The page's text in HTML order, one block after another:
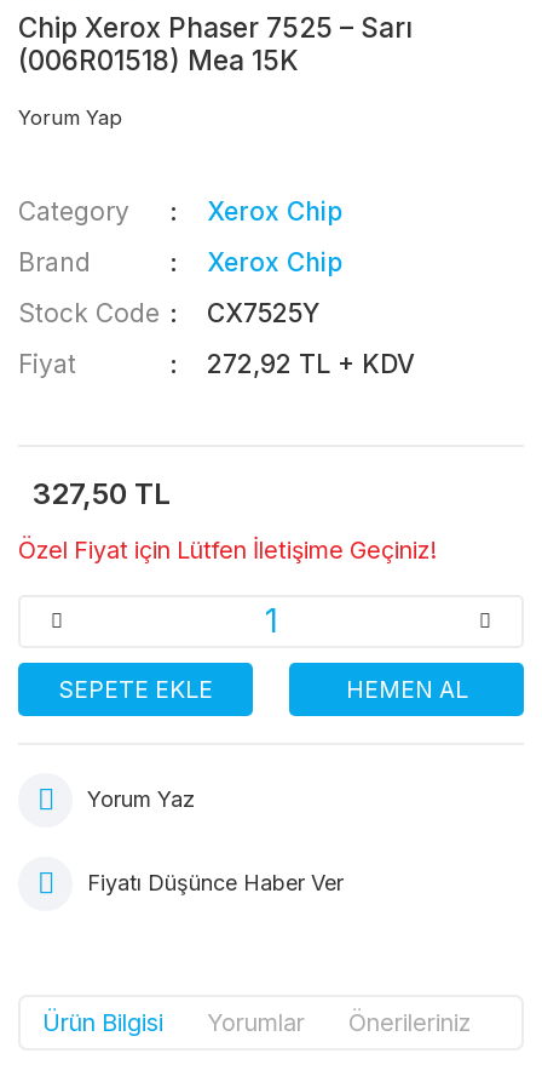
Chip Xerox Phaser 7525 – Sarı
(006R01518) Mea 15K
Yorum Yap
Category
Xerox Chip
Brand
Xerox Chip
Stock Code
CX7525Y
Fiyat
272,92 TL + KDV
327,50 TL
Özel Fiyat için Lütfen İletişime Geçiniz!
SEPETE EKLE HEMEN AL
Yorum Yaz
Fiyatı Düşünce Haber Ver
Ürün Bilgisi Yorumlar Önerileriniz